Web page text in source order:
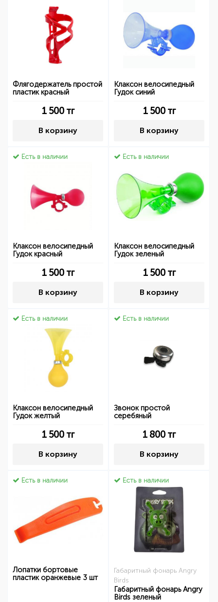
Флягодержатель простой
пластик красный
1 500тг
В корзину
Клаксон велосипедный
Гудок синий
1 500тг
В корзину
Есть в наличии
Клаксон велосипедный
Гудок красный
1 500тг
В корзину
Есть в наличии
Клаксон велосипедный
Гудок зеленый
1 500тг
В корзину
Есть в наличии
Клаксон велосипедный
Гудок желтый
1 500тг
В корзину
Есть в наличии
Звонок простой
серебяный
1 800 тг
В корзину
Есть в наличии
Лопатки бортовые
пластик оранжевые 3 шт
Есть в наличии
Габаритный фонарь Angry
Birds
Габаритный фонарь Angry
Birds зеленый